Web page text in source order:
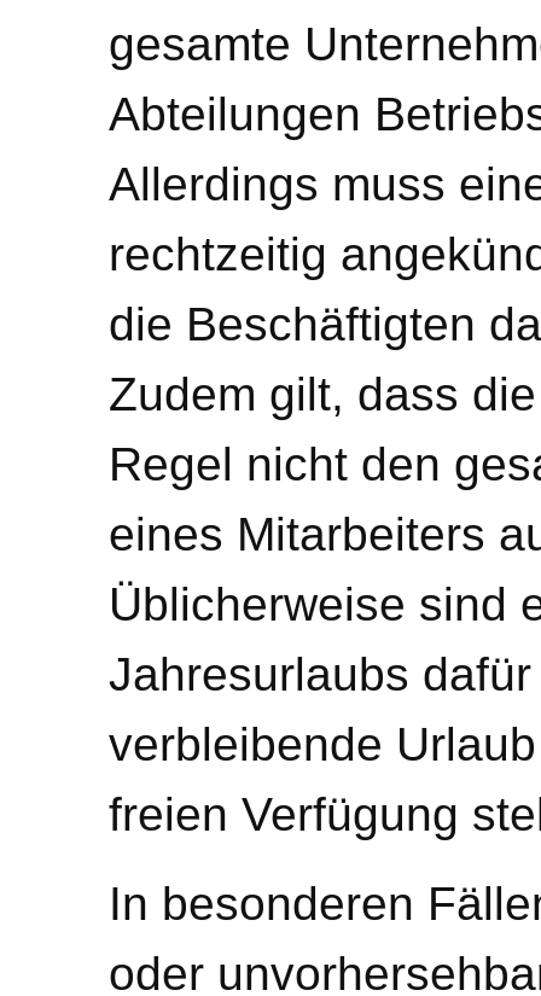
gesamte
Abteilungen
Allerdings muss
rechtzeitig
die Beschäftigten
Zudem gilt, dass
Regel nicht den
eines Mitarbeiters
Üblicherweise sind
Jahresurlaubs
verbleibende
freien Verfügung
In besonderen
oder